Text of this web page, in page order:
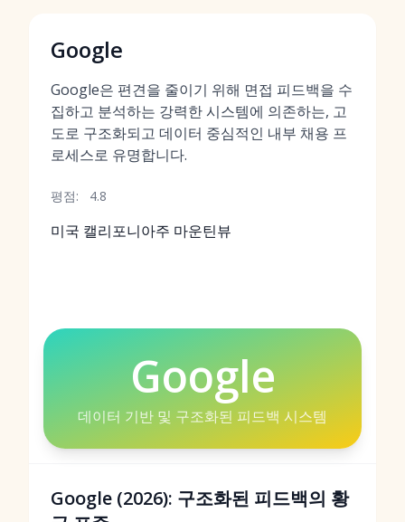
Google
Google은 편견을 줄이기 위해 면접 피드백을 수
집하고 분석하는 강력한 시스템에 의존하는, 고
도로 구조화되고 데이터 중심적인 내부 채용 프
로세스로 유명합니다.
평점: 4.8
미국 캘리포니아주 마운틴뷰
Google
데이터 기반 및 구조화된 피드백 시스템
Google (2026): 구조화된 피드백의 황